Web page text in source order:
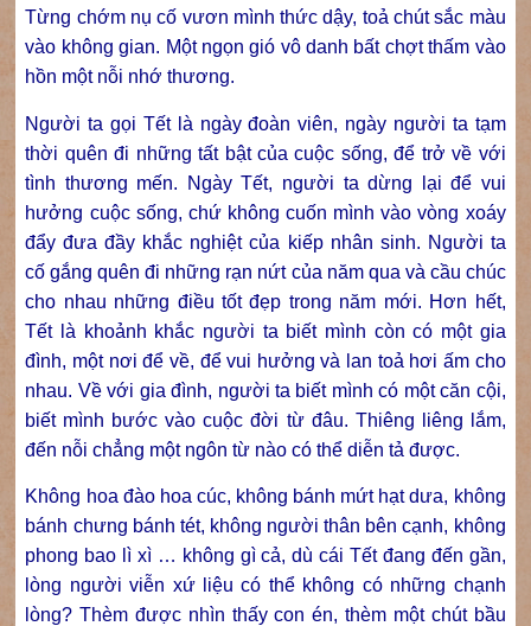
Từng chớm nụ cố vươn mình thức dậy, toả chút sắc màu
vào không gian. Một ngọn gió vô danh bất chợt thấm vào
hồn một nỗi nhớ thương.
Người ta gọi Tết là ngày đoàn viên, ngày người ta tạm
thời quên đi những tất bật của cuộc sống, để trở về với
tình thương mến. Ngày Tết, người ta dừng lại để vui
hưởng cuộc sống, chứ không cuốn mình vào vòng xoáy
đẩy đưa đầy khắc nghiệt của kiếp nhân sinh. Người ta
cố gắng quên đi những rạn nứt của năm qua và cầu chúc
cho nhau những điều tốt đẹp trong năm mới. Hơn hết,
Tết là khoảnh khắc người ta biết mình còn có một gia
đình, một nơi để về, để vui hưởng và lan toả hơi ấm cho
nhau. Về với gia đình, người ta biết mình có một căn cội,
biết mình bước vào cuộc đời từ đâu. Thiêng liêng lắm,
đến nỗi chẳng một ngôn từ nào có thể diễn tả được.
Không hoa đào hoa cúc, không bánh mứt hạt dưa, không
bánh chưng bánh tét, không người thân bên cạnh, không
phong bao lì xì … không gì cả, dù cái Tết đang đến gần,
lòng người viễn xứ liệu có thể không có những chạnh
lòng? Thèm được nhìn thấy con én, thèm một chút bầu